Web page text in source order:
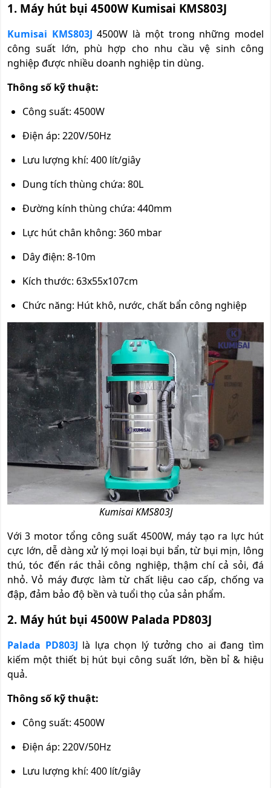
1. Máy hút bụi 4500W Kumisai KMS803J
Kumisai KMS803J 4500W là một trong những model
công suất lớn, phù hợp cho nhu cầu vệ sinh công
nghiệp được nhiều doanh nghiệp tin dùng.
Thông số kỹ thuật:
Công suất: 4500W
Điện áp: 220V/50Hz
Lưu lượng khí: 400 lít/giây
Dung tích thùng chứa: 80L
Đường kính thùng chứa: 440mm
Lực hút chân không: 360 mbar
Dây điện: 8-10m
Kích thước: 63x55x107cm
Chức năng: Hút khô, nước, chất bẩn công nghiệp
Kumisai KMS803J
Với 3 motor tổng công suất 4500W, máy tạo ra lực hút
cực lớn, dễ dàng xử lý mọi loại bụi bẩn, từ bụi mịn, lông
thú, tóc đến rác thải công nghiệp, thậm chí cả sỏi, đá
nhỏ. Vỏ máy được làm từ chất liệu cao cấp, chống va
đập, đảm bảo độ bền và tuổi thọ của sản phẩm.
2. Máy hút bụi 4500W Palada PD803J
Palada PD803J là lựa chọn lý tưởng cho ai đang tìm
kiếm một thiết bị hút bụi công suất lớn, bền bỉ & hiệu
quả.
Thông số kỹ thuật:
Công suất: 4500W
Điện áp: 220V/50Hz
Lưu lượng khí: 400 lít/giây